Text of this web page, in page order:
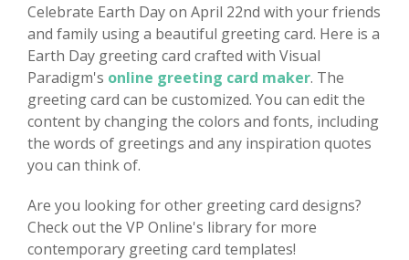
Celebrate Earth Day on April 22nd with your friends
and family using a beautiful greeting card. Here is a
Earth Day greeting card crafted with Visual
Paradigm's online greeting card maker. The
greeting card can be customized. You can edit the
content by changing the colors and fonts, including
the words of greetings and any inspiration quotes
you can think of.
Are you looking for other greeting card designs?
Check out the VP Online's library for more
contemporary greeting card templates!